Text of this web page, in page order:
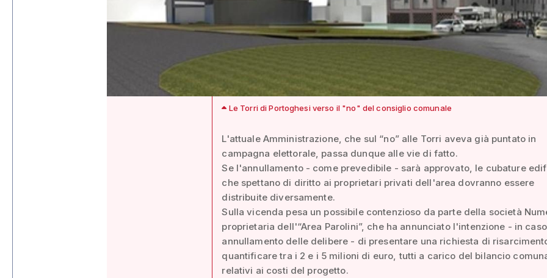
Le Torri di Portoghesi verso il "no" del consiglio comunale
L'attuale Amministrazione, che sul “no” alle Torri aveva già puntato in
campagna elettorale, passa dunque alle vie di fatto.
Se l'annullamento - come prevedibile - sarà approvato, le cubature
che spettano di diritto ai proprietari privati dell'area dovranno essere
distribuite diversamente.
Sulla vicenda pesa un possibile contenzioso da parte della società
proprietaria dell'“Area Parolini”, che ha annunciato l'intenzione - in
annullamento delle delibere - di presentare una richiesta di
quantificare tra i 2 e i 5 milioni di euro, tutti a carico del bilancio
relativi ai costi del progetto.